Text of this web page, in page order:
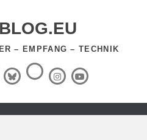
– EMPFANG – TECHNIK
BlueSky
RSS-
Feed InstagramYouTube